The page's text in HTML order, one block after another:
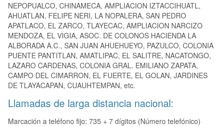
NEPOPUALCO, CHINAMECA, AMPLIACION IZTACCIHUATL,
AHUATLAN, FELIPE NERI, LA NOPALERA, SAN PEDRO
APATLACO, EL ZARCO, TLAYECAC, AMPLIACION NARCIZO
MENDOZA, EL VIGIA, ASOC. DE COLONOS HACIENDA LA
ALBORADA A.C., SAN JUAN AHUEHUEYO, PAZULCO, COLONIA
PUENTE PANTITLAN, AMATLIPAC, EL SALITRE, NACATONGO,
LAZARO CARDENAS, COLONIA GRAL. EMILIANO ZAPATA,
CAMPO DEL CIMARRON, EL FUERTE, EL GOLAN, JARDINES
DE TLAYACAPAN, CUAUHTEMPAN, etc.
Llamadas de larga distancia nacional:
Marcación a teléfono fijo: 735 + 7 dígitos (Número telefónico)